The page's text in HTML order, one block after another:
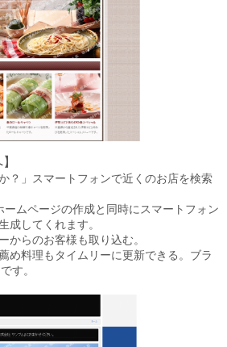
？」スマートフォンで近くのお店を検索
ームページの作成と同時にスマートフォン
成してくれます。
からのお客様も取り込む。
め料理もタイムリーに更新できる。ブラ
す。